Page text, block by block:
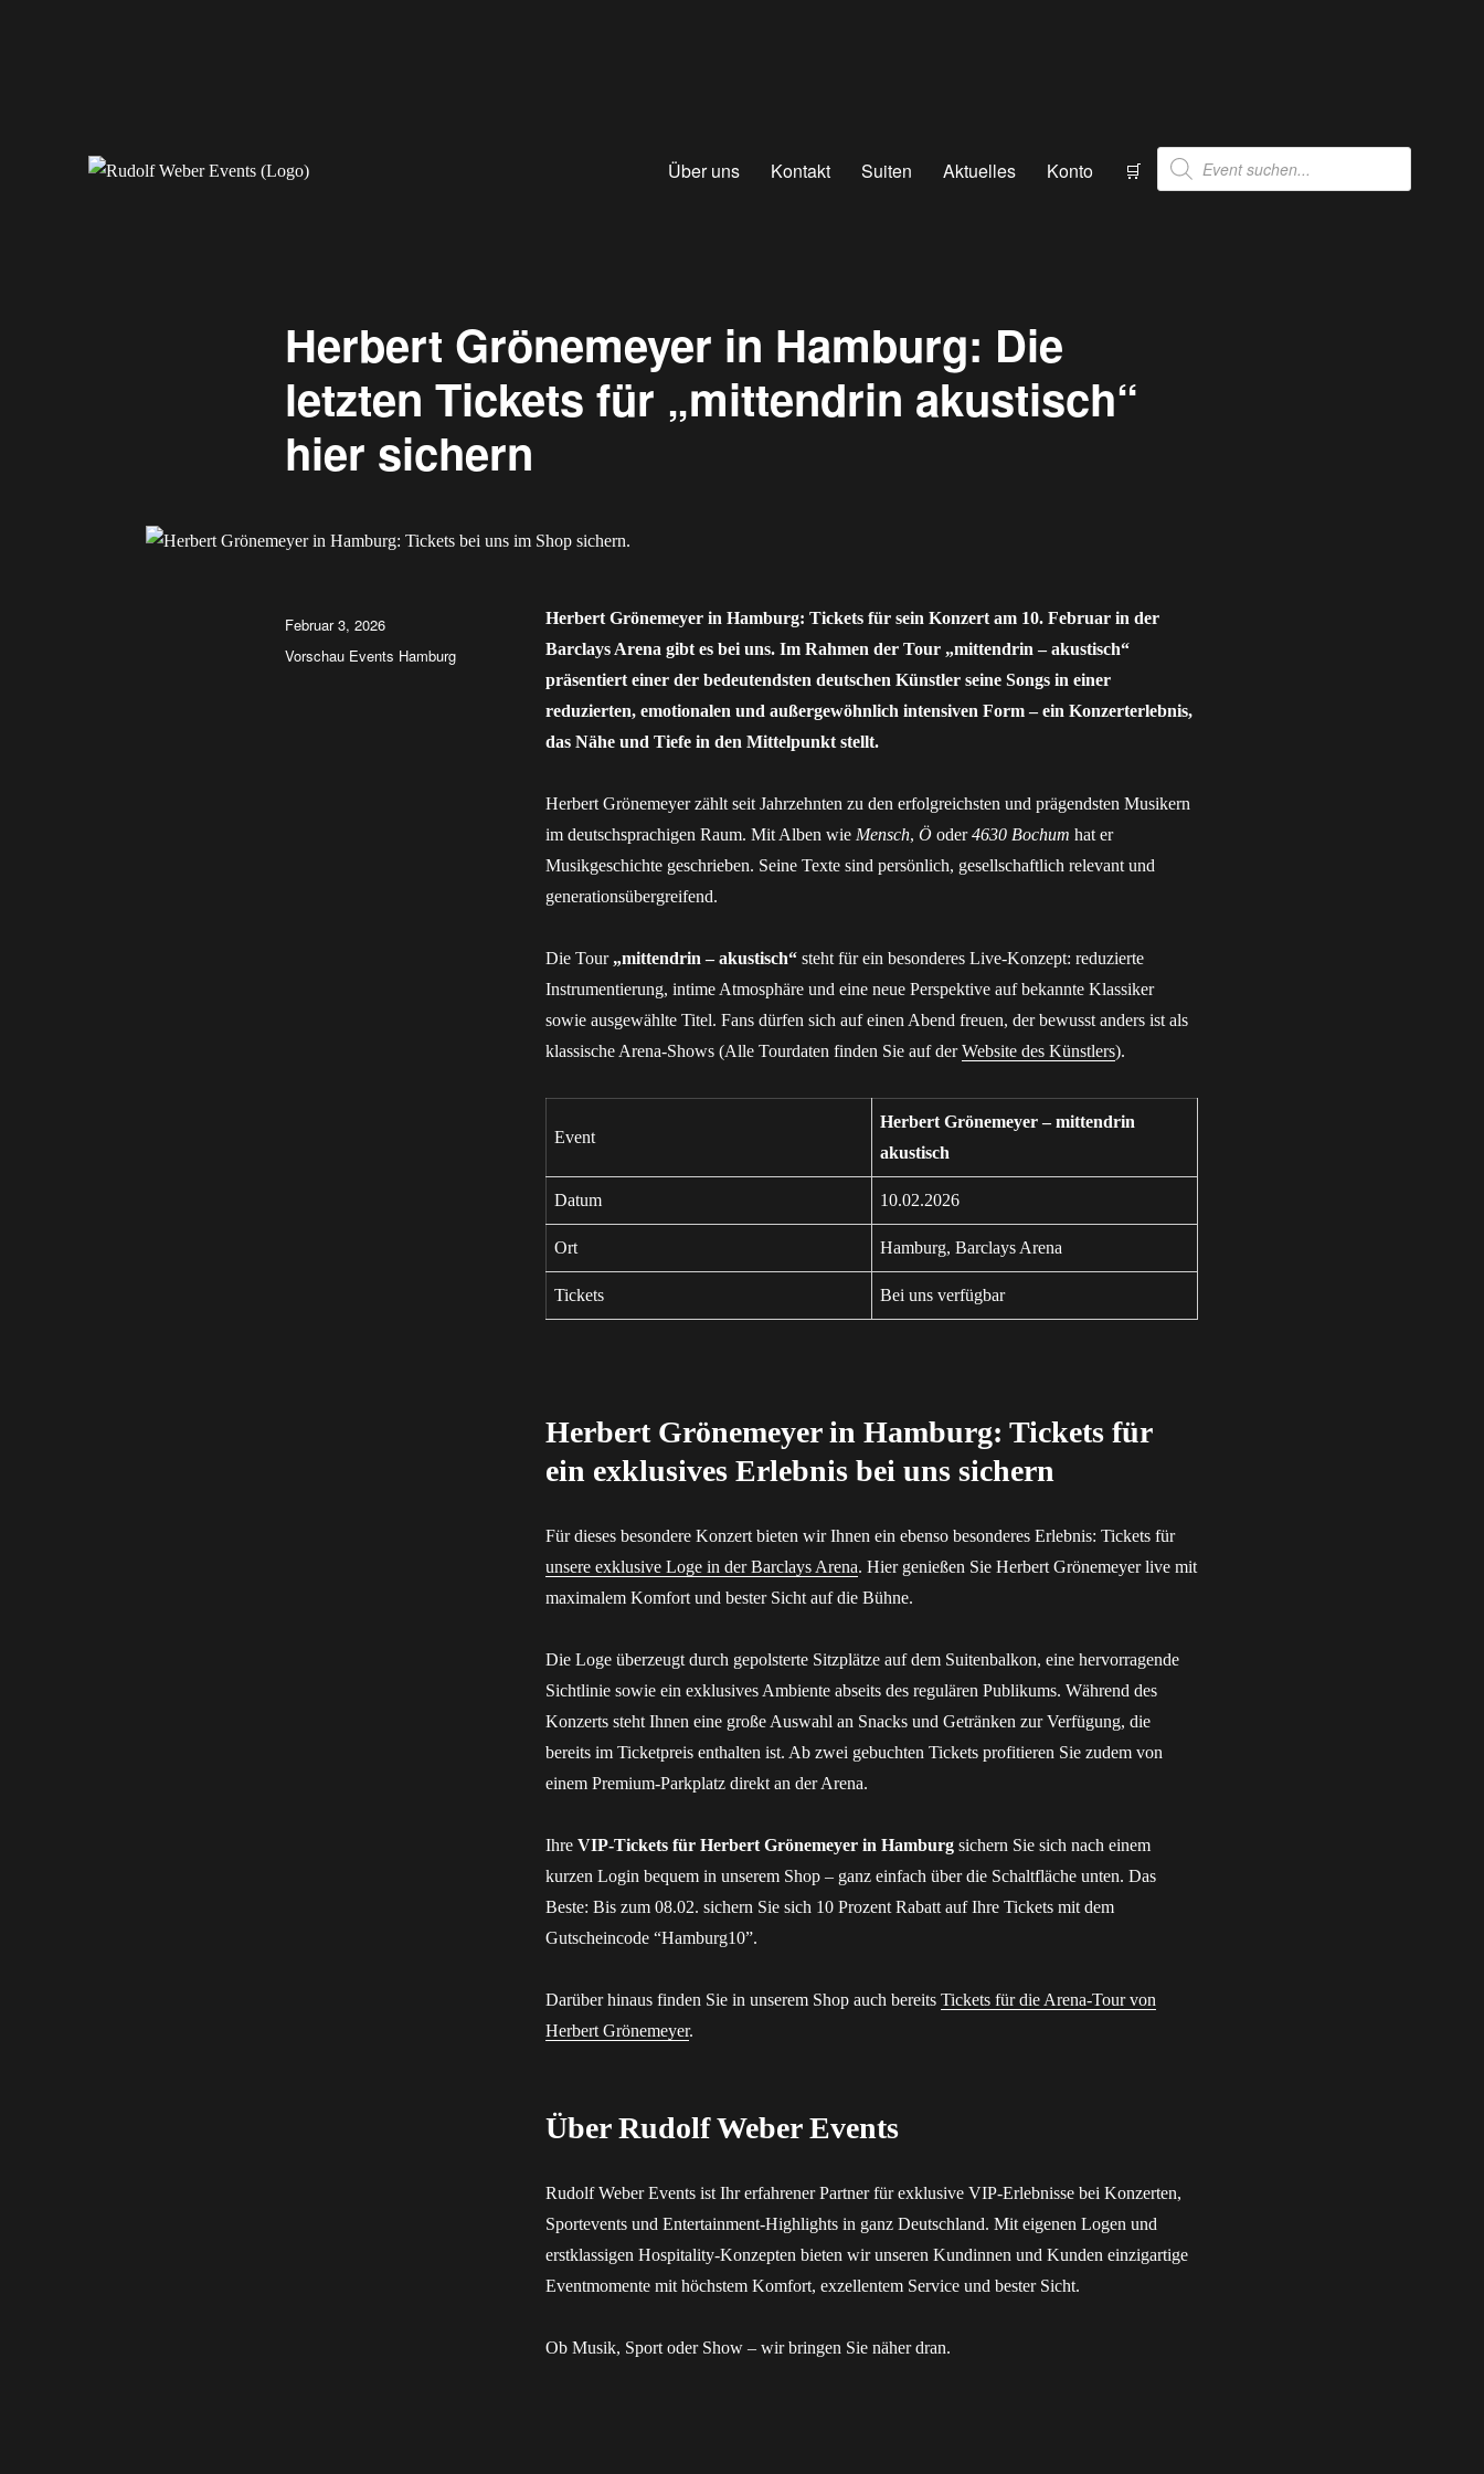
Über uns Kontakt Suiten Aktuelles Konto 🛒
Products
search
Herbert Grönemeyer in Hamburg: Die
letzten Tickets für „mittendrin akustisch“
hier sichern
Herbert Grönemeyer in Hamburg: Tickets für sein Konzert am 10. Februar in der
Barclays Arena gibt es bei uns. Im Rahmen der Tour „mittendrin – akustisch“
präsentiert einer der bedeutendsten deutschen Künstler seine Songs in einer
reduzierten, emotionalen und außergewöhnlich intensiven Form – ein Konzerterlebnis,
das Nähe und Tiefe in den Mittelpunkt stellt.
Herbert Grönemeyer zählt seit Jahrzehnten zu den erfolgreichsten und prägendsten Musikern
im deutschsprachigen Raum. Mit Alben wie Mensch,Ö oder4630 Bochum hat er
Musikgeschichte geschrieben. Seine Texte sind persönlich, gesellschaftlich relevant und
generationsübergreifend.
Die Tour „mittendrin – akustisch“ steht für ein besonderes Live-Konzept: reduzierte
Instrumentierung, intime Atmosphäre und eine neue Perspektive auf bekannte Klassiker
sowie ausgewählte Titel. Fans dürfen sich auf einen Abend freuen, der bewusst anders ist als
klassische Arena-Shows (Alle Tourdaten finden Sie auf derWebsite des Künstlers).
Event
Herbert Grönemeyer – mittendrin
akustisch
Datum 10.02.2026
Ort Hamburg, Barclays Arena
Tickets Bei uns verfügbar
Herbert Grönemeyer in Hamburg: Tickets für
ein exklusives Erlebnis bei uns sichern
Für dieses besondere Konzert bieten wir Ihnen ein ebenso besonderes Erlebnis: Tickets für
unsere exklusive Loge in der Barclays Arena. Hier genießen Sie Herbert Grönemeyer live mit
maximalem Komfort und bester Sicht auf die Bühne.
Die Loge überzeugt durch gepolsterte Sitzplätze auf dem Suitenbalkon, eine hervorragende
Sichtlinie sowie ein exklusives Ambiente abseits des regulären Publikums. Während des
Konzerts steht Ihnen eine große Auswahl an Snacks und Getränken zur Verfügung, die
bereits im Ticketpreis enthalten ist. Ab zwei gebuchten Tickets profitieren Sie zudem von
einem Premium-Parkplatz direkt an der Arena.
IhreVIP-Tickets für Herbert Grönemeyer in Hamburg sichern Sie sich nach einem
kurzen Login bequem in unserem Shop – ganz einfach über die Schaltfläche unten. Das
Beste: Bis zum 08.02. sichern Sie sich 10 Prozent Rabatt auf Ihre Tickets mit dem
Gutscheincode “Hamburg10”.
Darüber hinaus finden Sie in unserem Shop auch bereitsTickets für die Arena-Tour von
Herbert Grönemeyer.
Über Rudolf Weber Events
Rudolf Weber Events ist Ihr erfahrener Partner für exklusive VIP-Erlebnisse bei Konzerten,
Sportevents und Entertainment-Highlights in ganz Deutschland. Mit eigenen Logen und
erstklassigen Hospitality-Konzepten bieten wir unseren Kundinnen und Kunden einzigartige
Eventmomente mit höchstem Komfort, exzellentem Service und bester Sicht.
Ob Musik, Sport oder Show – wir bringen Sie näher dran.
Autor
Veröffentlicht
am
Februar 3, 2026
Kategorien
Vorschau Events Hamburg